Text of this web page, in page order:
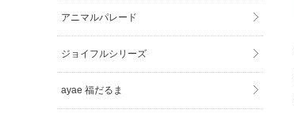
アニマルパレード
ジョイフルシリーズ
ayae 福だるま